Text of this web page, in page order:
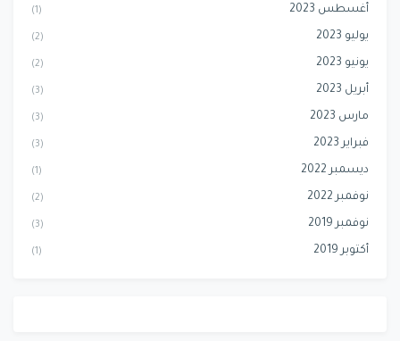
أغسطس 2023 (1)
يوليو 2023 (2)
يونيو 2023 (2)
أبريل 2023 (3)
مارس 2023 (3)
فبراير 2023 (3)
ديسمبر 2022 (1)
نوفمبر 2022 (2)
نوفمبر 2019 (3)
أكتوبر 2019 (1)